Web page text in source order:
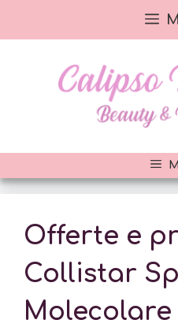
al
Offerte e
Collistar